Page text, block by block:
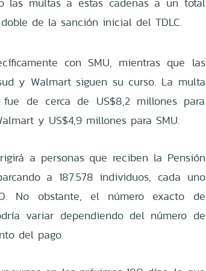
de la sanción inicial del TDLC.
con SMU, mientras que las
y Walmart siguen su curso. La multa
de cerca de US$8,2 millones para
y US$4,9 millones para SMU.
a personas que reciben la Pensión
a 187.578 individuos, cada uno
No obstante, el número exacto de
variar dependiendo del número de
del pago.